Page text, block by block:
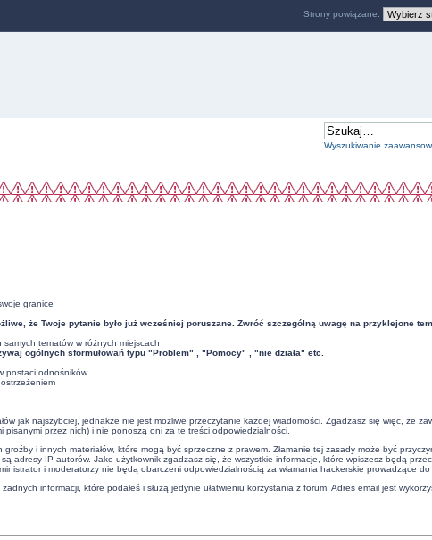
Wyszukiwanie
granice
że Twoje pytanie było już wcześniej poruszane. Zwróć szczególną uwagę na przyklejone
tematów w różnych miejscach
ogólnych sformułowań typu "Problem" , "Pomocy" , "nie działa" etc.
postaci odnośników
jak najszybciej, jednakże nie jest możliwe przeczytanie każdej wiadomości. Zgadzasz się więc, że
przez nich) i nie ponoszą oni za te treści odpowiedzialności.
i innych materiałów, które mogą być sprzeczne z prawem. Złamanie tej zasady może być
adresy IP autorów. Jako użytkownik zgadzasz się, że wszystkie informacje, które wpiszesz będą
i moderatorzy nie będą obarczeni odpowiedzialnością za włamania hackerskie prowadzące do
informacji, które podałeś i służą jedynie ułatwieniu korzystania z forum. Adres email jest
Strony powiązane: